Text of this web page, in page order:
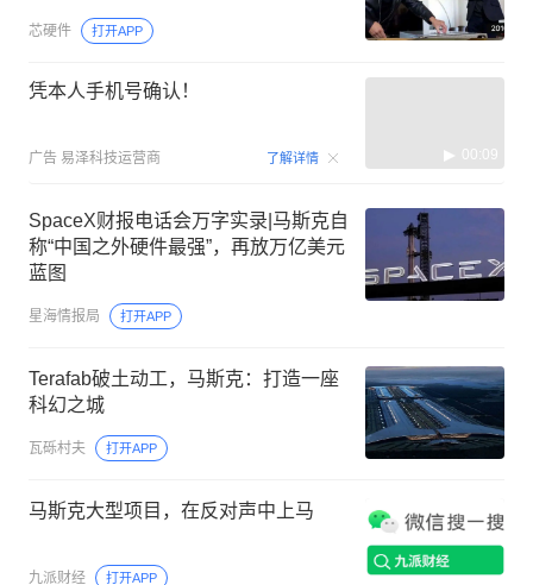
芯硬件 打开APP
凭本人手机号确认！
广告 易泽科技运营商 了解详情 00:09
SpaceX财报电话会万字实录|马斯克自
称“中国之外硬件最强”，再放万亿美元
蓝图
星海情报局 打开APP
Terafab破土动工，马斯克：打造一座
科幻之城
瓦砾村夫 打开APP
马斯克大型项目，在反对声中上马
九派财经 打开APP